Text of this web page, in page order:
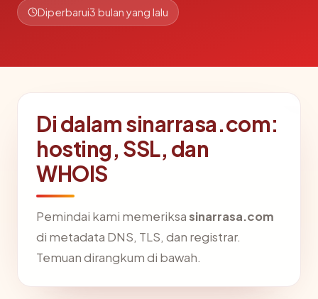
Diperbarui3 bulan yang lalu
Di dalam sinarrasa.com:
hosting, SSL, dan
WHOIS
Pemindai kami memeriksasinarrasa.com
di metadata DNS, TLS, dan registrar.
Temuan dirangkum di bawah.